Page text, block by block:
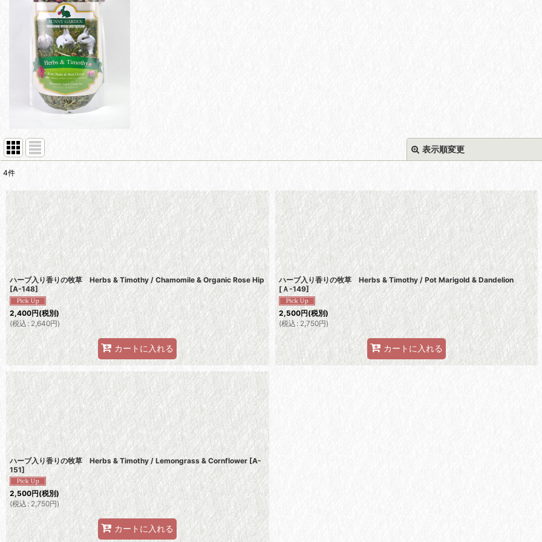
表示順変更
並び順
絞り込む
4件
ハーブ入り香りの牧草 Herbs & Timothy / Chamomile & Organic Rose Hip
[A-148]
2,400円(税別)
(税込 : 2,640円)
カートに入れる
ハーブ入り香りの牧草 Herbs & Timothy / Pot Marigold & Dandelion
[Ａ-149]
2,500円(税別)
(税込 : 2,750円)
カートに入れる
ハーブ入り香りの牧草 Herbs & Timothy / Lemongrass & Cornflower [A-
151]
2,500円(税別)
(税込 : 2,750円)
カートに入れる